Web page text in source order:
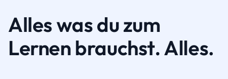
Alles was du zum
Lernen brauchst. Alles.